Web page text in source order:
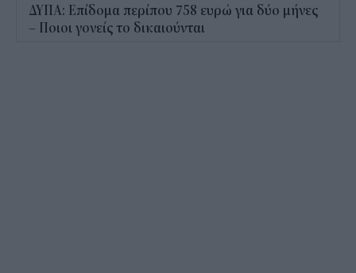
ΔΥΠΑ: Επίδομα περίπου 758 ευρώ για δύο μήνες
– Ποιοι γονείς το δικαιούνται